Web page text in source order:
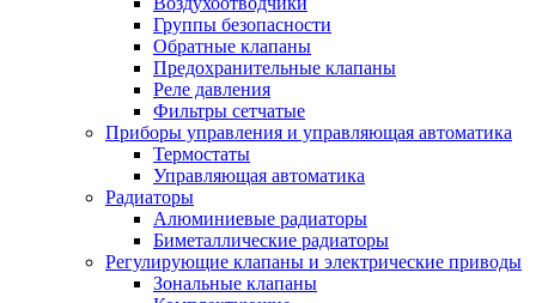
Группы безопасности
Обратные клапаны
Предохранительные клапаны
Реле давления
Фильтры сетчатые
Приборы управления и управляющая автоматика
Термостаты
Управляющая автоматика
Радиаторы
Алюминиевые радиаторы
Биметаллические радиаторы
Регулирующие клапаны и электрические приводы
Зональные клапаны